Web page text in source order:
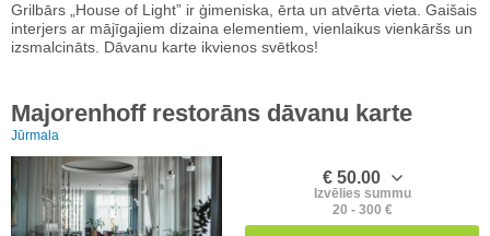
Grilbārs „House of Light” ir ģimeniska, ērta un atvērta vieta. Gaišais
interjers ar mājīgajiem dizaina elementiem, vienlaikus vienkāršs un
izsmalcināts. Dāvanu karte ikvienos svētkos!
Majorenhoff restorāns dāvanu karte
Jūrmala
€ 50.00
Izvēlies summu
20 - 300 €